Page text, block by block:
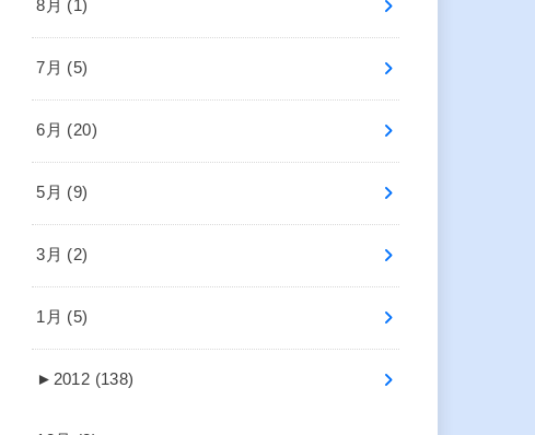
8月 (1)
7月 (5)
6月 (20)
5月 (9)
3月 (2)
1月 (5)
► 2012 (138)